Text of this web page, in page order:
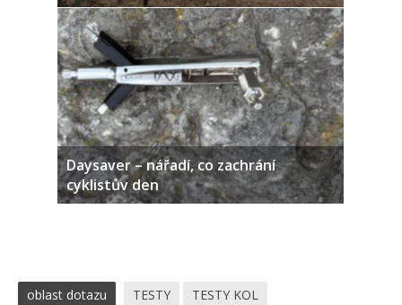
Daysaver – nářadí, co zachrání
cyklistův den
oblast dotazu TESTY
TESTY KOL